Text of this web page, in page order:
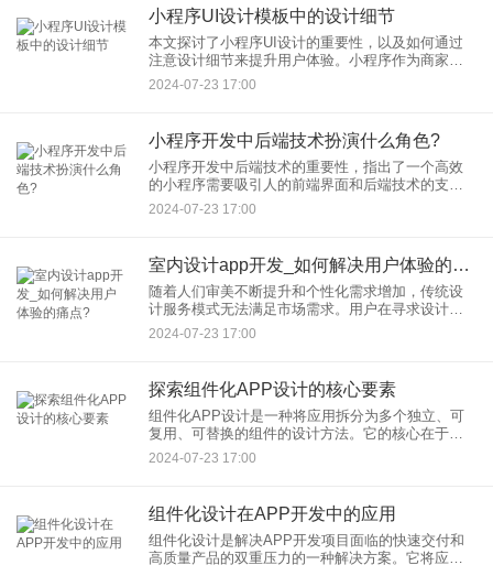
小程序UI设计模板中的设计细节
本文探讨了小程序UI设计的重要性，以及如何通过
注意设计细节来提升用户体验。小程序作为商家与
用户之间的重要桥梁，其UI设计是用户与小程序交
互的第一印象，因此不容忽视。作者强调了通过精
2024-07-23 17:00
小程序开发中后端技术扮演什么角色?
小程序开发中后端技术的重要性，指出了一个高效
的小程序需要吸引人的前端界面和后端技术的支
持。文章还提到了通过专业的app开发服务解决小程
序后端问题的方法。 后端技术是小程序开发的核心
2024-07-23 17:00
室内设计app开发_如何解决用户体验的痛点?
随着人们审美不断提升和个性化需求增加，传统设
计服务模式无法满足市场需求。用户在寻求设计服
务时遇到信息不对称、设计方案难以展现等问题，
严重影响用户体验。设计app开发应运而生，通过技
2024-07-23 17:00
探索组件化APP设计的核心要素
组件化APP设计是一种将应用拆分为多个独立、可
复用、可替换的组件的设计方法。它的核心在于模
块化和解耦合，让APP的开发和维护变得更加灵活
高效。首先，组件化允许团队成员并行开发，加快
2024-07-23 17:00
组件化设计在APP开发中的应用
组件化设计是解决APP开发项目面临的快速交付和
高质量产品的双重压力的一种解决方案。它将应用